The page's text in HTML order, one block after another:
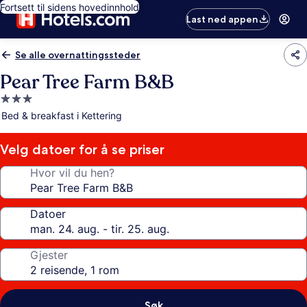
Fortsett til sidens hovedinnhold
Last ned appen
Se alle overnattingssteder
Pear Tree Farm B&B
Overnattingssted
med
Bed & breakfast i Kettering
Velg datoer for å se priser
Hvor vil du hen?
Datoer
Gjester